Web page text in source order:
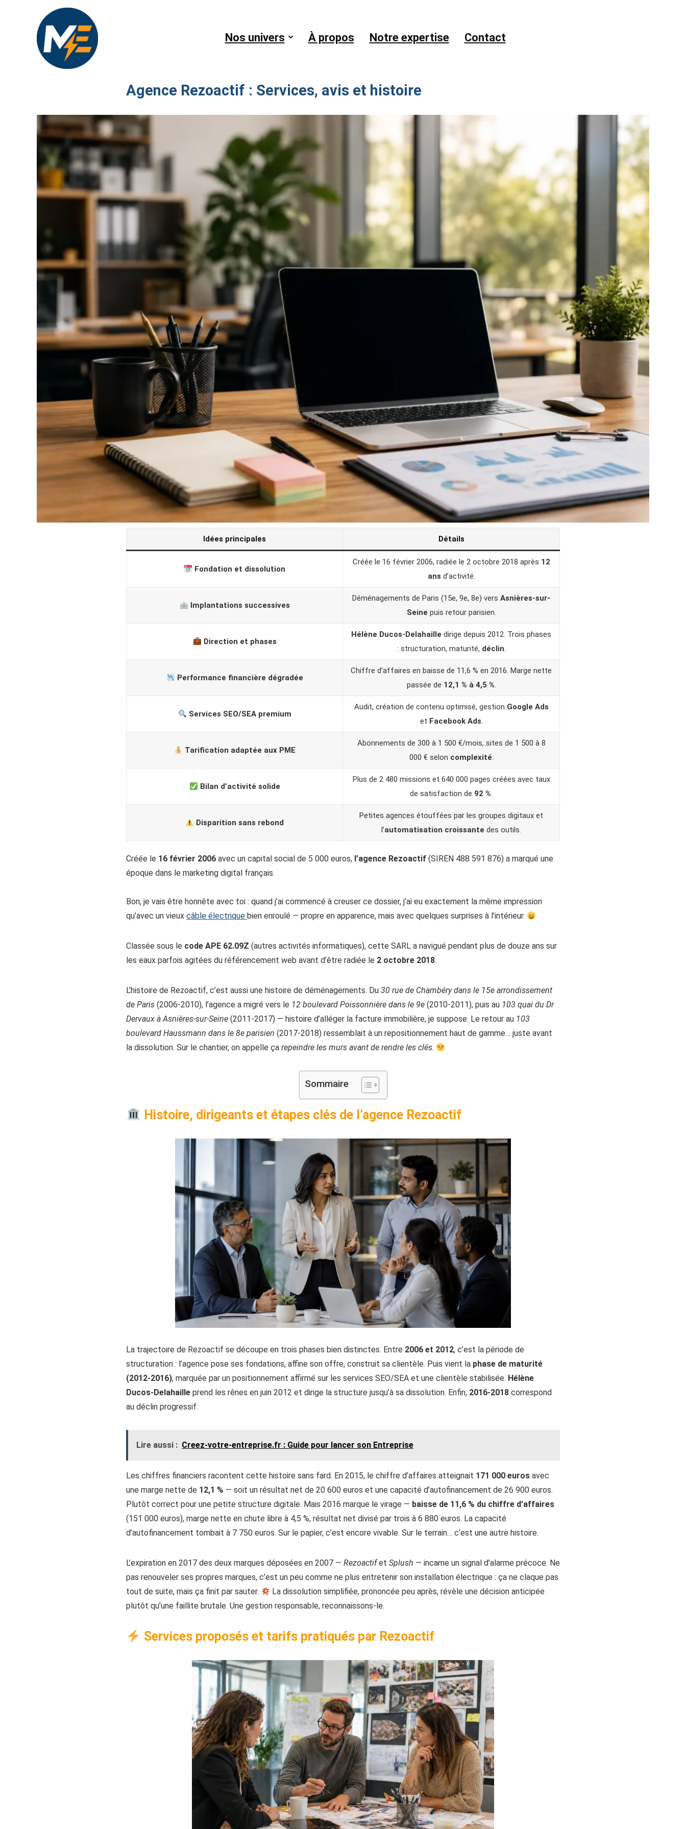
Nos univers À propos Notre expertise Contact
Agence Rezoactif : Services, avis et histoire
Idées principales Détails
Fondation et dissolution
Créée le 16 février 2006, radiée le 2 octobre 2018 après 12
ans d’activité.
Implantations successives
Déménagements de Paris (15e, 9e, 8e) vers Asnières-sur-
Seine puis retour parisien.
Direction et phases
Hélène Ducos-Delahaille dirige depuis 2012. Trois phases
: structuration, maturité, déclin.
Performance financière dégradée
Chiffre d’affaires en baisse de 11,6 % en 2016. Marge nette
passée de 12,1 % à 4,5 %.
Services SEO/SEA premium
Audit, création de contenu optimisé, gestion Google Ads
et Facebook Ads.
Tarification adaptée aux PME
Abonnements de 300 à 1 500 €/mois, sites de 1 500 à 8
000 € selon complexité.
Bilan d’activité solide
Plus de 2 480 missions et 640 000 pages créées avec taux
de satisfaction de 92 %.
Disparition sans rebond
Petites agences étouffées par les groupes digitaux et
l’automatisation croissante des outils.
Créée le 16 février 2006 avec un capital social de 5 000 euros, l’agence Rezoactif (SIREN 488 591 876) a marqué une
époque dans le marketing digital français.
Bon, je vais être honnête avec toi : quand j’ai commencé à creuser ce dossier, j’ai eu exactement la même impression
qu’avec un vieux câble électrique bien enroulé — propre en apparence, mais avec quelques surprises à l’intérieur.
Classée sous le code APE 62.09Z (autres activités informatiques), cette SARL a navigué pendant plus de douze ans sur
les eaux parfois agitées du référencement web avant d’être radiée le 2 octobre 2018.
L’histoire de Rezoactif, c’est aussi une histoire de déménagements. Du 30 rue de Chambéry dans le 15e arrondissement
de Paris (2006-2010), l’agence a migré vers le 12 boulevard Poissonnière dans le 9e (2010-2011), puis au 103 quai du Dr
Dervaux à Asnières-sur-Seine (2011-2017) — histoire d’alléger la facture immobilière, je suppose. Le retour au 103
boulevard Haussmann dans le 8e parisien (2017-2018) ressemblait à un repositionnement haut de gamme… juste avant
la dissolution. Sur le chantier, on appelle ça repeindre les murs avant de rendre les clés.
Sommaire
Histoire, dirigeants et étapes clés de l’agence Rezoactif
La trajectoire de Rezoactif se découpe en trois phases bien distinctes. Entre 2006 et 2012, c’est la période de
structuration : l’agence pose ses fondations, affine son offre, construit sa clientèle. Puis vient la phase de maturité
(2012-2016), marquée par un positionnement affirmé sur les services SEO/SEA et une clientèle stabilisée. Hélène
Ducos-Delahaille prend les rênes en juin 2012 et dirige la structure jusqu’à sa dissolution. Enfin, 2016-2018 correspond
au déclin progressif.
Lire aussi : Creez-votre-entreprise.fr : Guide pour lancer son Entreprise
Les chiffres financiers racontent cette histoire sans fard. En 2015, le chiffre d’affaires atteignait 171 000 euros avec
une marge nette de 12,1 % — soit un résultat net de 20 600 euros et une capacité d’autofinancement de 26 900 euros.
Plutôt correct pour une petite structure digitale. Mais 2016 marque le virage — baisse de 11,6 % du chiffre d’affaires
(151 000 euros), marge nette en chute libre à 4,5 %, résultat net divisé par trois à 6 880 euros. La capacité
d’autofinancement tombait à 7 750 euros. Sur le papier, c’est encore vivable. Sur le terrain… c’est une autre histoire.
L’expiration en 2017 des deux marques déposées en 2007 — Rezoactifet Splush — incarne un signal d’alarme précoce. Ne
pas renouveler ses propres marques, c’est un peu comme ne plus entretenir son installation électrique : ça ne claque pas
tout de suite, mais ça finit par sauter.
La dissolution simplifiée, prononcée peu après, révèle une décision anticipée
plutôt qu’une faillite brutale. Une gestion responsable, reconnaissons-le.
Services proposés et tarifs pratiqués par Rezoactif